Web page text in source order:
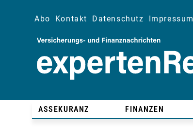
Abo Kontakt Datenschutz Impressum
ASSEKURANZ FINANZEN